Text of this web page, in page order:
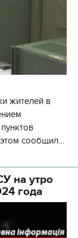
жителей в
сообщил
на утро
года